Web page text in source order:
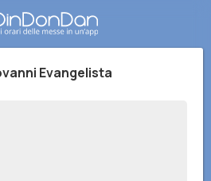
Evangelista